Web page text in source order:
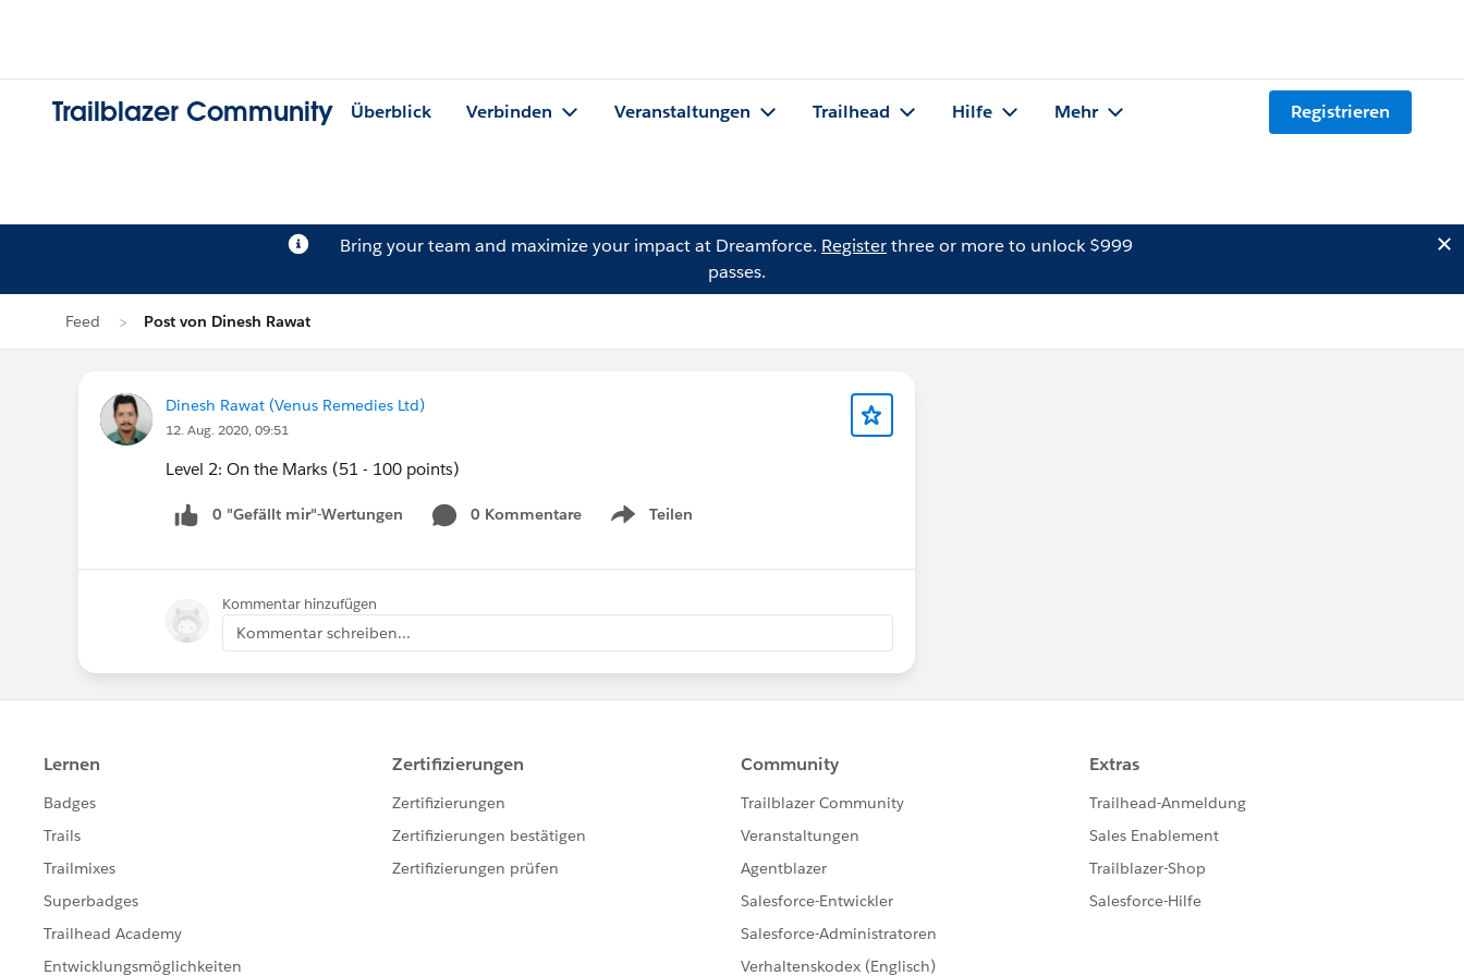
Trailblazer Community Überblick Verbinden Veranstaltungen Trailhead Hilfe Mehr Registrieren
Bring your team and maximize your impact at Dreamforce. Registerthree or more to unlock $999
passes.
Feed Post von Dinesh Rawat
Dinesh Rawat (Venus Remedies Ltd)
12. Aug. 2020, 09:51
Level 2: On the Marks (51 - 100 points)
0 "Gefällt mir"-Wertungen 0 Kommentare Teilen
Show menu
Kommentar hinzufügen
Kommentar schreiben...